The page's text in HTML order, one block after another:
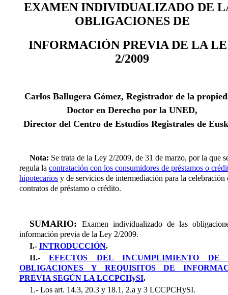
EXAMEN INDIVIDUALIZADO DE
OBLIGACIONES DE
INFORMACIÓN PREVIA DE LA
2/2009
Carlos Ballugera Gómez, Registrador de la
Doctor en Derecho por la UNED,
Director del Centro de Estudios Registrales de
Nota: Se trata de la Ley 2/2009, de 31 de marzo, por la que
regula la contratación con los consumidores de préstamos o
hipotecarios y de servicios de intermediación para la celebración
contratos de préstamo o crédito.
SUMARIO:
Examen individualizado de las
información previa de la Ley 2/2009.
I.- INTRODUCCIÓN.
II.-EFECTOS DEL INCUMPLIMIENTO DE
OBLIGACIONES Y REQUISITOS DE
PREVIA SEGÚN LA LCCPCHySI.
1.- Los art. 14.3, 20.3 y 18.1, 2.a y 3 LCCPCHySI.